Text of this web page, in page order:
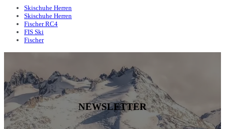
Skischuhe Herren
Skischuhe Herren
Fischer RC4
FIS Ski
Fischer
NEWSLETTER